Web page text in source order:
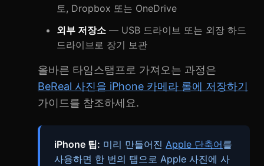
토, Dropbox 또는 OneDrive
외부 저장소 — USB 드라이브 또는 외장 하드
드라이브로 장기 보관
올바른 타임스탬프로 가져오는 과정은
BeReal 사진을 iPhone 카메라 롤에 저장하기
가이드를 참조하세요.
iPhone 팁: 미리 만들어진 Apple 단축어를
사용하면 한 번의 탭으로 Apple 사진에 사